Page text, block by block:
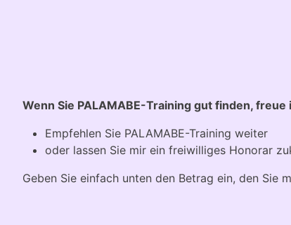
Wenn Sie PALAMABE-Training gut finden,
Empfehlen Sie PALAMABE-Training weiter
oder lassen Sie mir ein freiwilliges Honorar
Geben Sie einfach unten den Betrag ein, den Sie